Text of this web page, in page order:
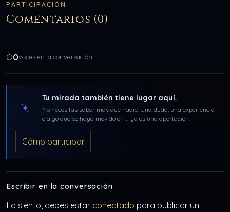
PARTICIPACIÓN
Comentarios (0)
0voces en la conversación
Tu mirada también tiene lugar aquí.
No necesitas saber más que nadie. Una duda, una experiencia
o algo que se haya movido en ti ya es una aportación.
Cómo participar
Escribir en la conversación
Lo siento, debes estar conectado para publicar un